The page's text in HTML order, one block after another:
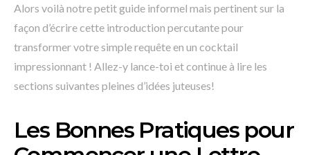
Alors voilà notre petit guide informel mais pertinent sur la
façon d’écrire cette introduction percutante pour
transformer votre simple requête en un cocktail
impressionnant ! Allez-y lance-toi et continue à lire les
sections suivantes pleines d’idées juteuses!
Les Bonnes Pratiques pour